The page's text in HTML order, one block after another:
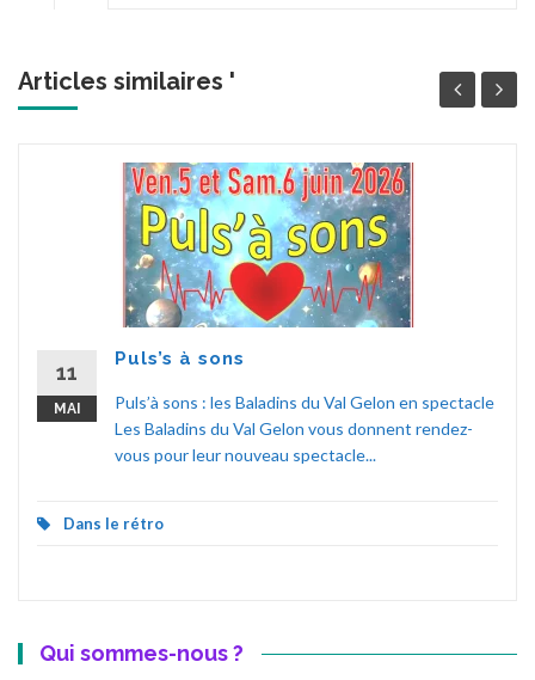
Articles similaires '
11
MAI
Puls’s à sons
Puls’à sons : les Baladins du Val Gelon en spectacle
Les Baladins du Val Gelon vous donnent rendez-
vous pour leur nouveau spectacle...
Dans le rétro
Qui sommes-nous ?